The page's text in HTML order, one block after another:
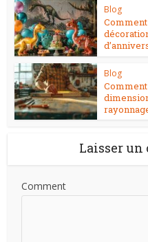
Blog
Blog
Laisser
Comment